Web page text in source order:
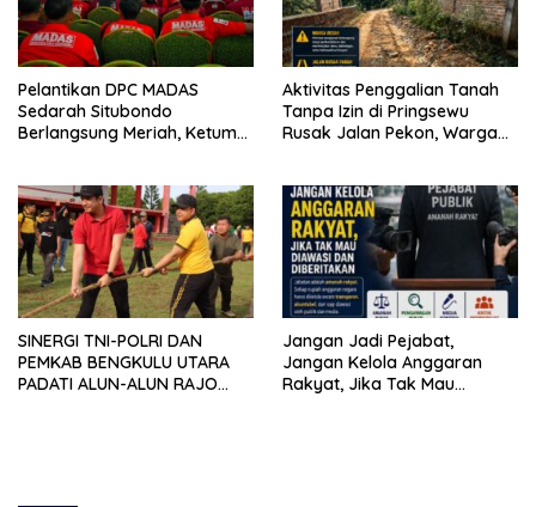
Pelantikan DPC MADAS
Sedarah Situbondo
Berlangsung Meriah, Ketum
Masyarakat
Aktivitas Penggalian Tanah
Tanpa Izin di Pringsewu
Rusak Jalan Pekon, Warga
SINERGI TNI-POLRI DAN
PEMKAB BENGKULU UTARA
PADATI ALUN-ALUN RAJO
Jangan Jadi Pejabat,
Jangan Kelola Anggaran
Rakyat, Jika Tak Mau